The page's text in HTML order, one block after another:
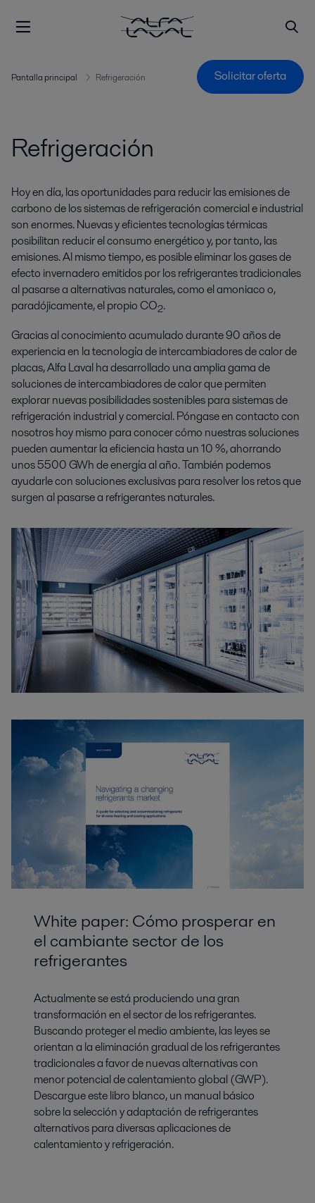
Pantalla principal Refrigeración Solicitar oferta
Refrigeración
Hoy en día, las oportunidades para reducir las emisiones de
carbono de los sistemas de refrigeración comercial e industrial
son enormes. Nuevas y eficientes tecnologías térmicas
posibilitan reducir el consumo energético y, por tanto, las
emisiones. Al mismo tiempo, es posible eliminar los gases de
efecto invernadero emitidos por los refrigerantes tradicionales
al pasarse a alternativas naturales, como el amoniaco o,
paradójicamente, el propio CO2.
Gracias al conocimiento acumulado durante 90 años de
experiencia en la tecnología de intercambiadores de calor de
placas, Alfa Laval ha desarrollado una amplia gama de
soluciones de intercambiadores de calor que permiten
explorar nuevas posibilidades sostenibles para sistemas de
refrigeración industrial y comercial. Póngase en contacto con
nosotros hoy mismo para conocer cómo nuestras soluciones
pueden aumentar la eficiencia hasta un 10 %, ahorrando
unos 5500 GWh de energía al año. También podemos
ayudarle con soluciones exclusivas para resolver los retos que
surgen al pasarse a refrigerantes naturales.
White paper: Cómo prosperar en
el cambiante sector de los
refrigerantes
Actualmente se está produciendo una gran
transformación en el sector de los refrigerantes.
Buscando proteger el medio ambiente, las leyes se
orientan a la eliminación gradual de los refrigerantes
tradicionales a favor de nuevas alternativas con
menor potencial de calentamiento global (GWP).
Descargue este libro blanco, un manual básico
sobre la selección y adaptación de refrigerantes
alternativos para diversas aplicaciones de
calentamiento y refrigeración.